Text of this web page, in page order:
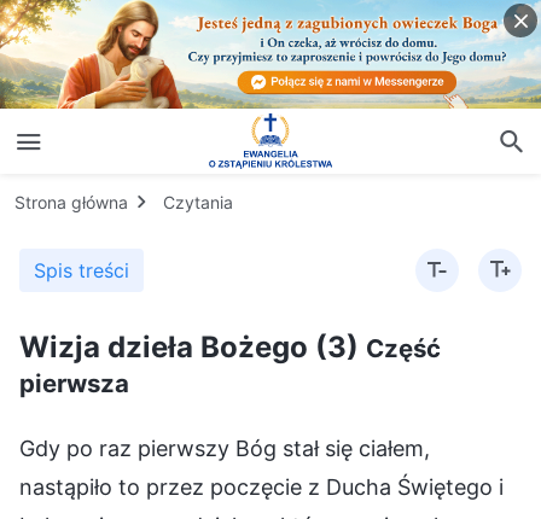
Strona główna Czytania
Spis treści
Wizja dzieła Bożego (3) Część
pierwsza
Gdy po raz pierwszy Bóg stał się ciałem,
nastąpiło to przez poczęcie z Ducha Świętego i